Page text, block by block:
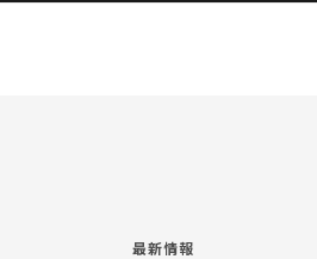
最新情報